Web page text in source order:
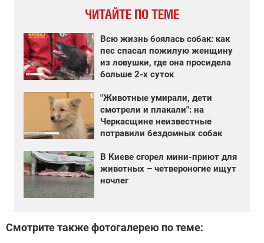
ЧИТАЙТЕ ПО ТЕМЕ
Всю жизнь боялась собак: как
пес спасал пожилую женщину
из ловушки, где она просидела
больше 2-х суток
"Животные умирали, дети
смотрели и плакали": на
Черкасщине неизвестные
потравили бездомных собак
В Киеве сгорел мини-приют для
животных – четвероногие ищут
ночлег
Смотрите также фотогалерею по теме: